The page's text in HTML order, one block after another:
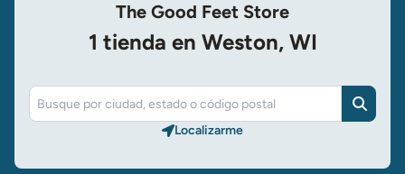
The Good Feet Store
1 tienda en Weston, WI
Buscar
Localizarme​​​​​​​